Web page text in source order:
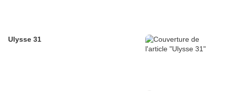
Ulysse 31